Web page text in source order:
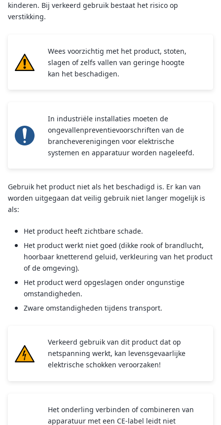
kinderen. Bij verkeerd gebruik bestaat het risico op
verstikking.
Wees voorzichtig met het product, stoten,
slagen of zelfs vallen van geringe hoogte
kan het beschadigen.
In industriële installaties moeten de
ongevallenpreventievoorschriften van de
brancheverenigingen voor elektrische
systemen en apparatuur worden nageleefd.
Gebruik het product niet als het beschadigd is. Er kan van
worden uitgegaan dat veilig gebruik niet langer mogelijk is
als:
Het product heeft zichtbare schade.
Het product werkt niet goed (dikke rook of brandlucht,
hoorbaar knetterend geluid, verkleuring van het product
of de omgeving).
Het product werd opgeslagen onder ongunstige
omstandigheden.
Zware omstandigheden tijdens transport.
Verkeerd gebruik van dit product dat op
netspanning werkt, kan levensgevaarlijke
elektrische schokken veroorzaken!
Het onderling verbinden of combineren van
apparatuur met een CE-label leidt niet